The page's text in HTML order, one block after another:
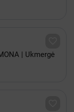
| Ukmergė